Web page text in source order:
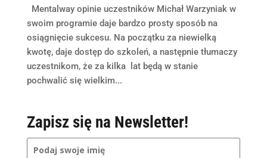
Mentalway opinie uczestników Michał Warzyniak w
swoim programie daje bardzo prosty sposób na
osiągnięcie sukcesu. Na początku za niewielką
kwotę, daje dostęp do szkoleń, a następnie tłumaczy
uczestnikom, że za kilka lat będą w stanie
pochwalić się wielkim...
Zapisz się na Newsletter!